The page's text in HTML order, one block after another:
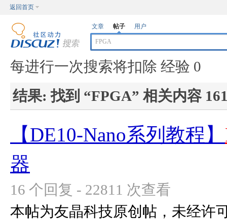
返回首页
文章 帖子 用户
每进行一次搜索将扣除 经验 0
结果:找到 “FPGA” 相关内容
【DE10-Nano系列教程】
器
16 个回复 - 22811 次查看
本帖为友晶科技原创帖，未经许